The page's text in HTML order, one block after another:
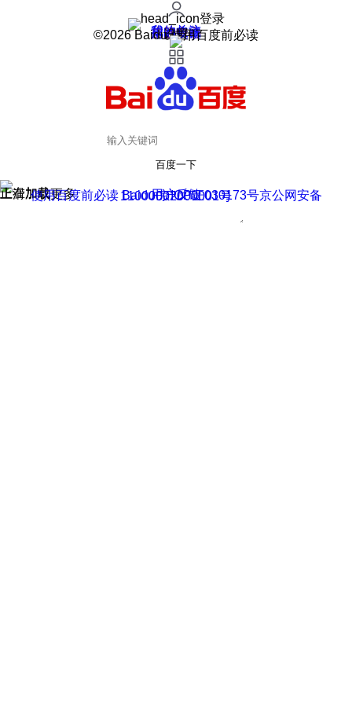
登录
我的关注
我的收藏
皮肤中心
用户反馈
设置
©2026 Baidu 使用百度前必读
百度一下
正在加载
上滑加载更多 用户反馈
使用百度前必读 Baidu 京ICP证030173号
京公网安备11000002000001号